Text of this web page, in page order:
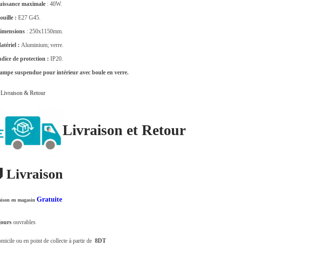
maximale : 40W.
: E27 G45.
: 250x1150mm.
: Aluminium; verre.
de protection : IP20.
suspendue pour intérieur avec boule en verre.
Livraison & Retour
Livraison et Retour
Livraison
en magasin Gratuite
ouvrables
ou en point de collecte à partir de 8DT